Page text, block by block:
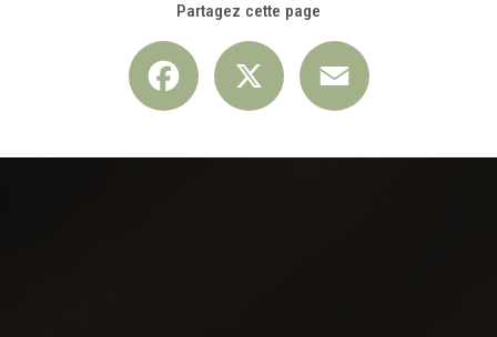
Partagez cette page
Facebook